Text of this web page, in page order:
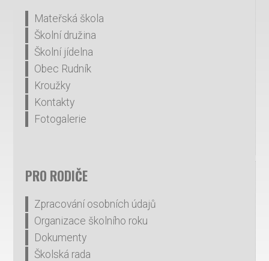
Mateřská škola
Školní družina
Školní jídelna
Obec Rudník
Kroužky
Kontakty
Fotogalerie
PRO RODIČE
Zpracování osobních údajů
Organizace školního roku
Dokumenty
Školská rada